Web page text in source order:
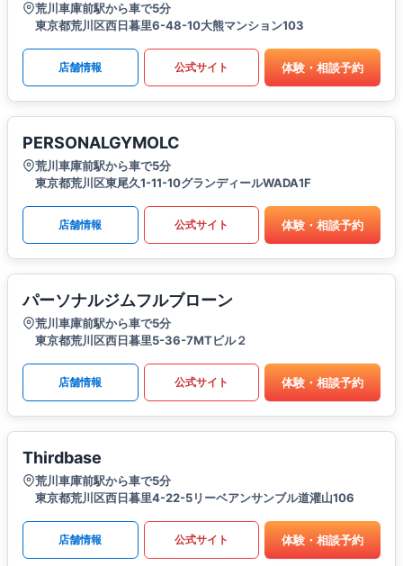
荒川車庫前駅から車で5分
東京都荒川区西日暮里6-48-10大熊マンション103
店舗情報 公式サイト 体験・相談予約
PERSONALGYMOLC
荒川車庫前駅から車で5分
東京都荒川区東尾久1-11-10グランディールWADA1F
店舗情報 公式サイト 体験・相談予約
パーソナルジムフルブローン
荒川車庫前駅から車で5分
東京都荒川区西日暮里5-36-7MTビル２
店舗情報 公式サイト 体験・相談予約
Thirdbase
荒川車庫前駅から車で5分
東京都荒川区西日暮里4-22-5リーベアンサンブル道灌山106
店舗情報 公式サイト 体験・相談予約